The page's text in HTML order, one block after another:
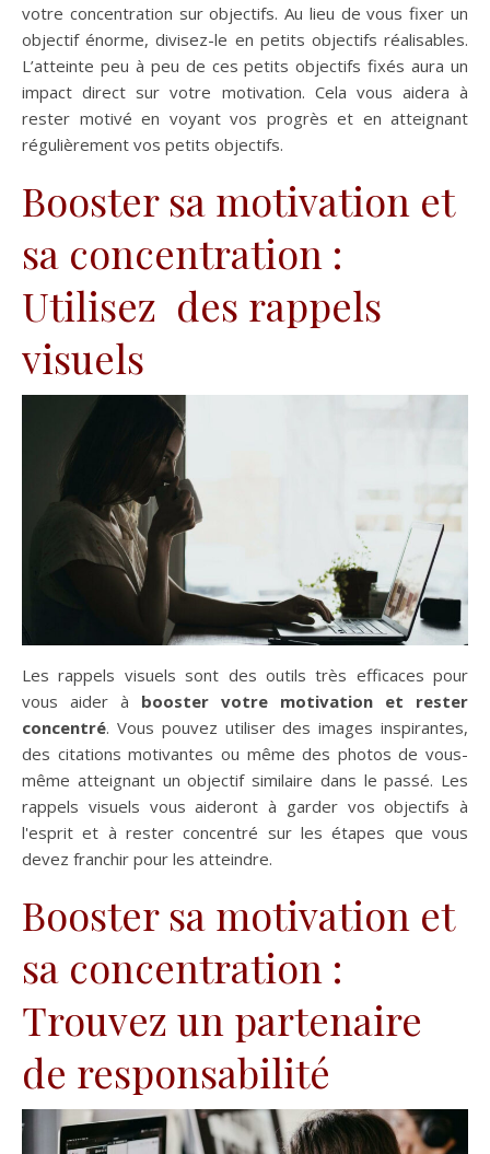
votre concentration sur objectifs. Au lieu de vous fixer un
objectif énorme, divisez-le en petits objectifs réalisables.
L’atteinte peu à peu de ces petits objectifs fixés aura un
impact direct sur votre motivation. Cela vous aidera à
rester motivé en voyant vos progrès et en atteignant
régulièrement vos petits objectifs.
Booster sa motivation et
sa concentration :
Utilisez des rappels
visuels
Les rappels visuels sont des outils très efficaces pour
vous aider à booster votre motivation et rester
concentré. Vous pouvez utiliser des images inspirantes,
des citations motivantes ou même des photos de vous-
même atteignant un objectif similaire dans le passé. Les
rappels visuels vous aideront à garder vos objectifs à
l'esprit et à rester concentré sur les étapes que vous
devez franchir pour les atteindre.
Booster sa motivation et
sa concentration :
Trouvez un partenaire
de responsabilité